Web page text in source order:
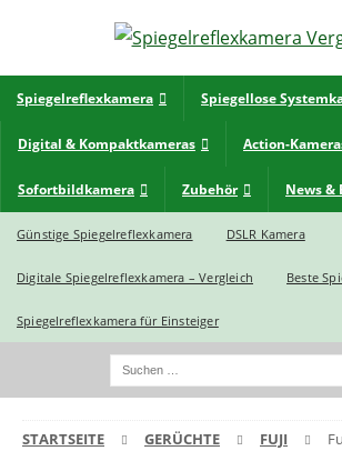
Spiegelreflexkamera Spiegellose
Digital & Kompaktkameras Action-
Sofortbildkamera Zubehör News &
Günstige Spiegelreflexkamera DSLR Kamera
Digitale Spiegelreflexkamera – Vergleich Beste
Spiegelreflexkamera für Einsteiger
STARTSEITE GERÜCHTE FUJI